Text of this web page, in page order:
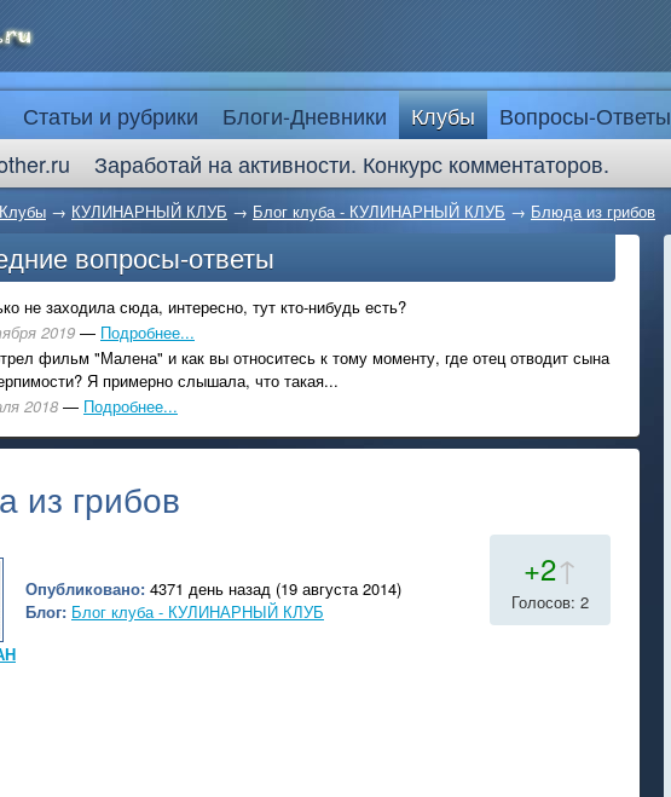
Статьи и рубрики Блоги-Дневники Клубы Вопросы-Ответы
Заработай на активности. Конкурс комментаторов.
Клубы → КУЛИНАРНЫЙ КЛУБ → Блог клуба - КУЛИНАРНЫЙ КЛУБ → Блюда из грибов
вопросы-ответы
не заходила сюда, интересно, тут кто-нибудь есть?
2019 — Подробнее...
фильм "Малена" и как вы относитесь к тому моменту, где отец отводит сына
Я примерно слышала, что такая...
2018 — Подробнее...
из грибов
Опубликовано: 4371 день назад (19 августа 2014)
Блог: Блог клуба - КУЛИНАРНЫЙ КЛУБ
+2↑
Голосов: 2